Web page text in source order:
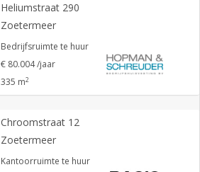
Heliumstraat 290
Zoetermeer
Bedrijfsruimte te huur
€ 80.004 /jaar
335 m2
Chroomstraat 12
Zoetermeer
Kantoorruimte te huur